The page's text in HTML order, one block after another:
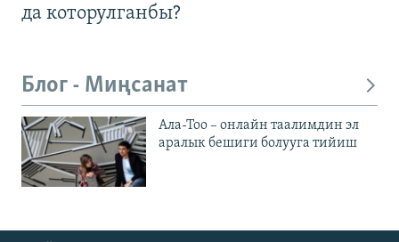
да которулганбы?
Блог - Миңсанат
Ала-Тоо – онлайн таалимдин эл
аралык бешиги болууга тийиш